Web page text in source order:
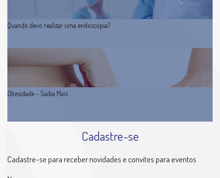
Quando devo realizar uma endoscopia?
Obesidade – Saiba Mais
Cadastre-se
Cadastre-se para receber novidades e convites para eventos